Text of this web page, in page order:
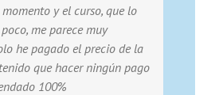
y el curso, que lo
me parece muy
he pagado el precio de la
que hacer ningún pago
100%